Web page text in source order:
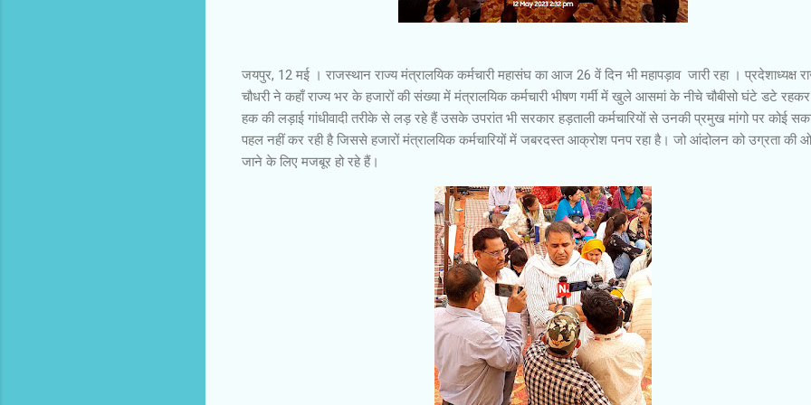
जयपुर, 12 मई । राजस्थान राज्य मंत्रालयिक कर्मचारी महासंघ का आज 26 वें दिन भी महापड़ाव जारी रहा । प्रदेशाध्यक्ष
चौधरी ने कहाँ राज्य भर के हजारों की संख्या में मंत्रालयिक कर्मचारी भीषण गर्मी में खुले आसमां के नीचे चौबीसो घंटे डटे
हक की लड़ाई गांधीवादी तरीके से लड़ रहे हैं उसके उपरांत भी सरकार हड़ताली कर्मचारियों से उनकी प्रमुख मांगो पर कोई
पहल नहीं कर रही है जिससे हजारों मंत्रालयिक कर्मचारियों में जबरदस्त आक्रोश पनप रहा है। जो आंदोलन को उग्रता की
जाने के लिए मजबूर हो रहे हैं।